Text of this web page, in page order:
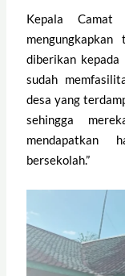
Kepala Camat
diberikan kepada
sudah
desa yang
sehingga
mendapatkan
bersekolah.”